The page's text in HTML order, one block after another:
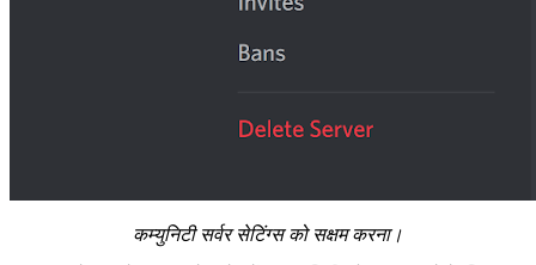
कम्युनिटी सर्वर सेटिंग्स को सक्षम करना।